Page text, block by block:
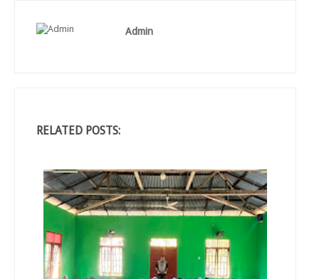
Admin
RELATED POSTS: